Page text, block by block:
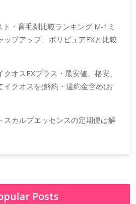
・育毛剤比較ランキング M-1ミ
ップアップ、ポリピュアEXと比較
オスEXプラス・最安値、格安、
イクオスを(解約・違約金含め)お
スカルプエッセンスの定期便は解
Posts